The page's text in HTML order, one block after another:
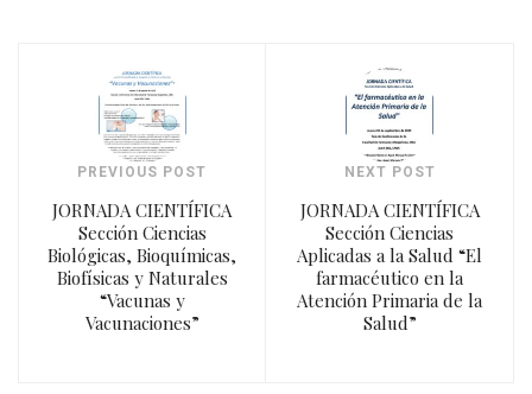
PREVIOUS POST
JORNADA CIENTÍFICA
Sección Ciencias
Biológicas, Bioquímicas,
Biofísicas y Naturales
“Vacunas y
Vacunaciones”
NEXT POST
JORNADA CIENTÍFICA
Sección Ciencias
Aplicadas a la Salud “El
farmacéutico en la
Atención Primaria de la
Salud”